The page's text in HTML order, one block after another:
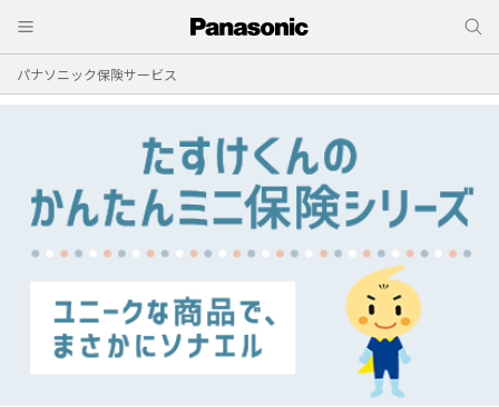
パナソニック保険サービス